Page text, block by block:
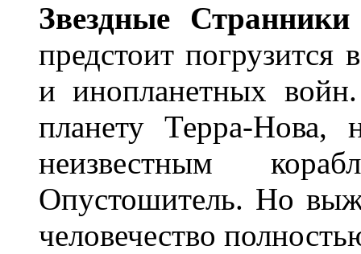
Звездные Странники
предстоит погрузится
и инопланетных
планету Терра-
неизвестным
Опустошитель. Но
человечество